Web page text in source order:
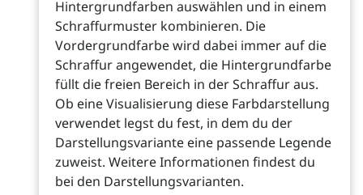
Hintergrundfarben auswählen und in einem
Schraffurmuster kombinieren. Die
Vordergrundfarbe wird dabei immer auf die
Schraffur angewendet, die Hintergrundfarbe
füllt die freien Bereich in der Schraffur aus.
Ob eine Visualisierung diese Farbdarstellung
verwendet legst du fest, in dem du der
Darstellungsvariante eine passende Legende
zuweist. Weitere Informationen findest du
bei den Darstellungsvarianten.